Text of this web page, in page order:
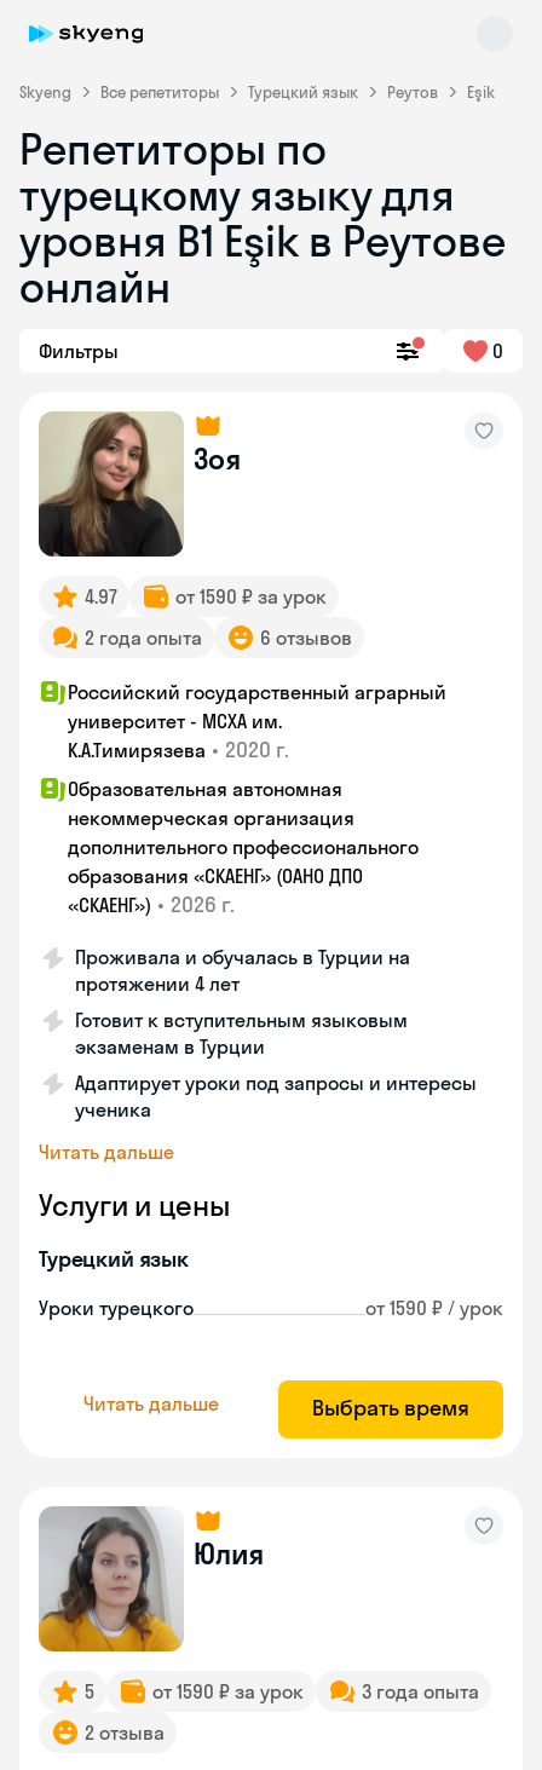
Skyeng Все репетиторы Турецкий язык Реутов Eşik
Репетиторы по
турецкому языку для
уровня B1 Eşik в Реутове
онлайн
Фильтры 0
Зоя
4.97
от 1590 ₽ за урок
2 года опыта
6 отзывов
Российский государственный аграрный
университет - МСХА им.
К.А.Тимирязева • 2020 г.
Образовательная автономная
некоммерческая организация
дополнительного профессионального
образования «СКАЕНГ» (ОАНО ДПО
«СКАЕНГ») • 2026 г.
Проживала и обучалась в Турции на
протяжении 4 лет
Готовит к вступительным языковым
экзаменам в Турции
Адаптирует уроки под запросы и интересы
ученика
Читать дальше
Услуги и цены
Турецкий язык
Уроки турецкого от 1590 ₽ / урок
Читать дальше Выбрать время
Юлия
5 от 1590 ₽ за урок
3 года опыта
2 отзыва